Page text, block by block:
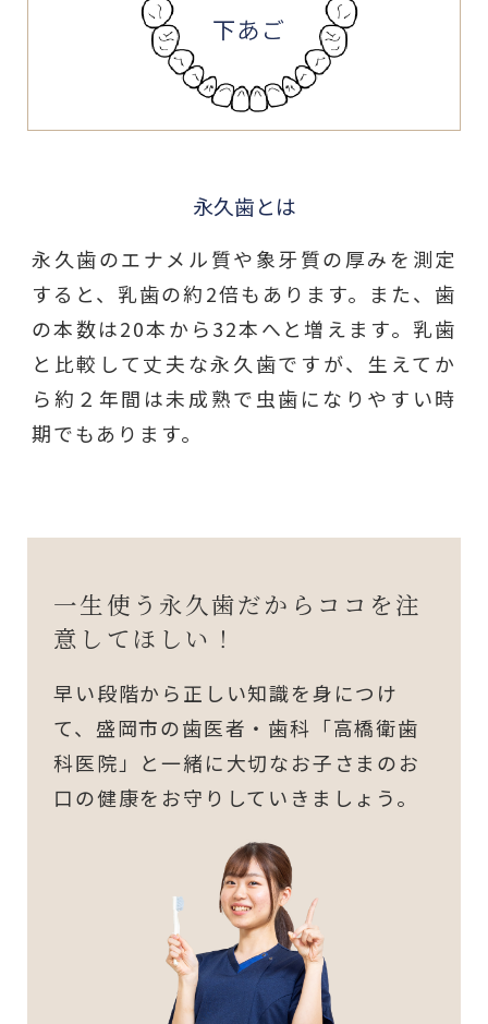
永久歯とは
永久歯のエナメル質や象牙質の厚みを測定
すると、乳歯の約2倍もあります。また、歯
の本数は20本から32本へと増えます。乳歯
と比較して丈夫な永久歯ですが、生えてか
ら約２年間は未成熟で虫歯になりやすい時
期でもあります。
一生使う永久歯だからココを注
意してほしい！
早い段階から正しい知識を身につけ
て、盛岡市の歯医者・歯科「高橋衛歯
科医院」と一緒に大切なお子さまのお
口の健康をお守りしていきましょう。